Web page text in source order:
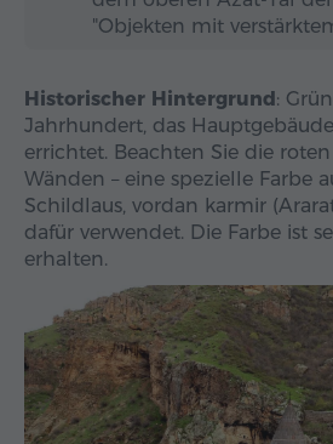
"Objekten mit
Historischer Hintergrund:
Jahrhundert, das
errichtet. Beachten Sie die
Wänden – eine spezielle Farbe
Schildlaus, vordan karmir
dafür verwendet. Die Farbe ist
erhalten.